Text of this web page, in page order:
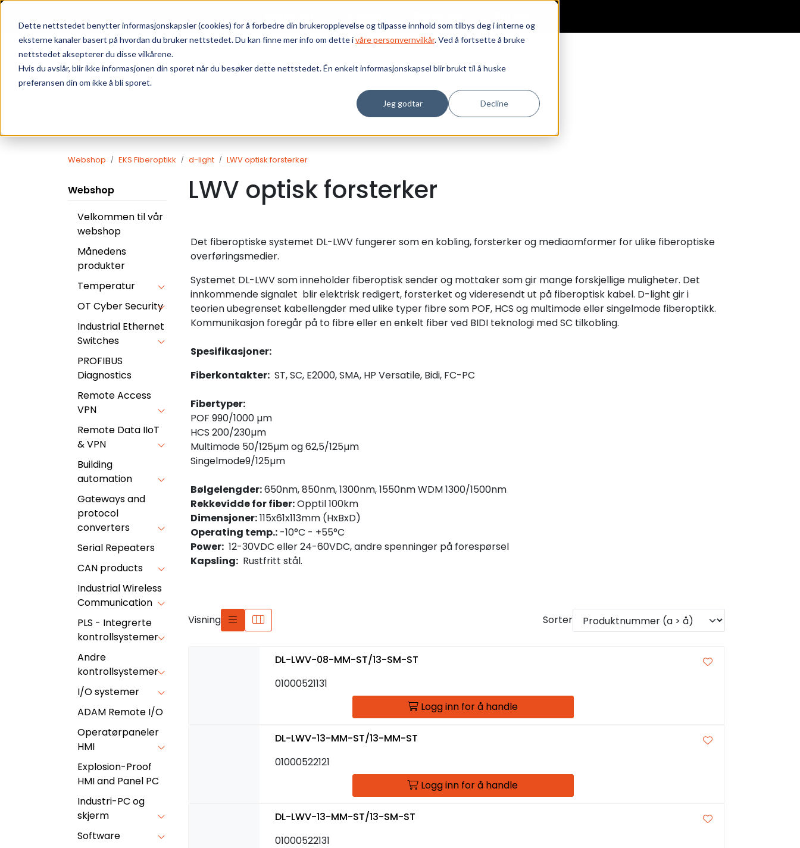
Dette nettstedet benytter informasjonskapsler (cookies) for å forbedre din brukeropplevelse og tilpasse innhold som tilbys deg i interne og
eksterne kanaler basert på hvordan du bruker nettstedet. Du kan finne mer info om dette ivåre personvernvilkår. Ved å fortsette å bruke
nettstedet aksepterer du disse vilkårene.
Hvis du avslår, blir ikke informasjonen din sporet når du besøker dette nettstedet. Én enkelt informasjonskapsel blir brukt til å huske
preferansen din om ikke å bli sporet.
Jeg godtar Decline
Skip to main content
Webshop EKS Fiberoptikk d-light LWV optisk forsterker
Webshop
Velkommen til vår
webshop
Månedens
produkter
Temperatur
OT Cyber Security
Industrial Ethernet
Switches
PROFIBUS
Diagnostics
Remote Access
VPN
Remote Data IIoT
& VPN
Building
automation
Gateways and
protocol
converters
Serial Repeaters
CAN products
Industrial Wireless
Communication
PLS - Integrerte
kontrollsystemer
Andre
kontrollsystemer
I/O systemer
ADAM Remote I/O
Operatørpaneler
HMI
Explosion-Proof
HMI and Panel PC
Industri-PC og
skjerm
Software
LWV optisk forsterker
Det fiberoptiske systemet DL-LWV fungerer som en kobling, forsterker og mediaomformer for ulike fiberoptiske
overføringsmedier.
Systemet DL-LWV som inneholder fiberoptisk sender og mottaker som gir mange forskjellige muligheter. Det
innkommende signalet blir elektrisk redigert, forsterket og videresendt ut på fiberoptisk kabel. D-light gir i
teorien ubegrenset kabellengder med ulike typer fibre som POF, HCS og multimode eller singelmode fiberoptikk.
Kommunikasjon foregår på to fibre eller en enkelt fiber ved BIDI teknologi med SC tilkobling.
Spesifikasjoner:
Fiberkontakter: ST, SC, E2000, SMA, HP Versatile, Bidi, FC-PC
Fibertyper:
POF 990/1000 µm
HCS 200/230µm
Multimode 50/125µm og 62,5/125µm
Singelmode9/125µm
Bølgelengder:650nm, 850nm, 1300nm, 1550nm WDM 1300/1500nm
Rekkevidde for fiber:Opptil 100km
Dimensjoner:115x61x113mm (HxBxD)
Operating temp.: -10°C - +55°C
Power: 12-30VDC eller 24-60VDC, andre spenninger på forespørsel
Kapsling: Rustfritt stål.
Visning Sorter
DL-LWV-08-MM-ST/13-SM-ST
01000521131
Logg inn for å handle
DL-LWV-13-MM-ST/13-MM-ST
01000522121
Logg inn for å handle
DL-LWV-13-MM-ST/13-SM-ST
01000522131